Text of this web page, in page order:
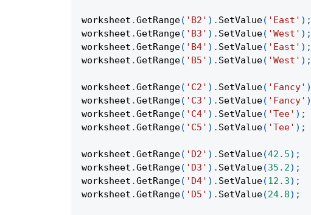
worksheet .GetRange( 'B2' ) . SetValue( 'East' ) ;
worksheet .GetRange( 'B3' ) . SetValue( 'West' ) ;
worksheet .GetRange( 'B4' ) . SetValue( 'East' ) ;
worksheet .GetRange( 'B5' ) . SetValue( 'West' ) ;
worksheet .GetRange( 'C2' ) . SetValue( 'Fancy' )
worksheet .GetRange( 'C3' ) . SetValue( 'Fancy' )
worksheet .GetRange( 'C4' ) . SetValue( 'Tee' ) ;
worksheet .GetRange( 'C5' ) . SetValue( 'Tee' ) ;
worksheet .GetRange( 'D2' ) . SetValue(42.5) ;
worksheet .GetRange( 'D3' ) . SetValue(35.2) ;
worksheet .GetRange( 'D4' ) . SetValue(12.3) ;
worksheet .GetRange( 'D5' ) . SetValue(24.8) ;